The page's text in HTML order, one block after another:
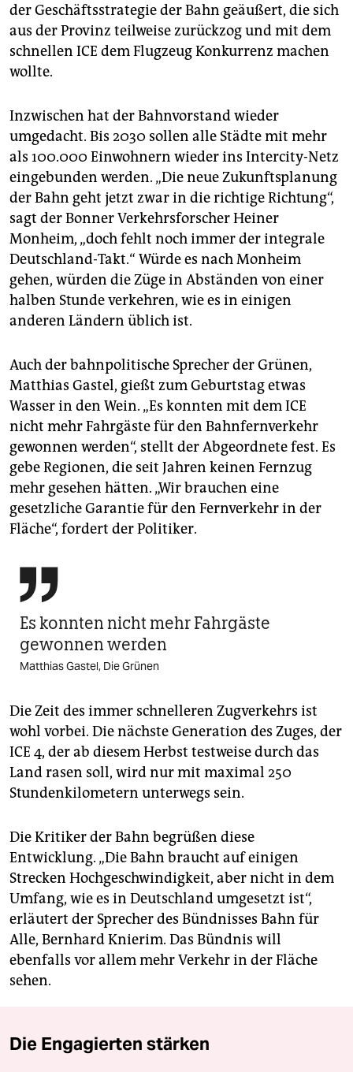
der Geschäftsstrategie der Bahn geäußert, die sich
aus der Provinz teilweise zurückzog und mit dem
schnellen ICE dem Flugzeug Konkurrenz machen
wollte.
Inzwischen hat der Bahnvorstand wieder
umgedacht. Bis 2030 sollen alle Städte mit mehr
als 100.000 Einwohnern wieder ins Intercity-Netz
eingebunden werden. „Die neue Zukunftsplanung
der Bahn geht jetzt zwar in die richtige Richtung“,
sagt der Bonner Verkehrsforscher Heiner
Monheim, „doch fehlt noch immer der integrale
Deutschland-Takt.“ Würde es nach Monheim
gehen, würden die Züge in Abständen von einer
halben Stunde verkehren, wie es in einigen
anderen Ländern üblich ist.
Auch der bahnpolitische Sprecher der Grünen,
Matthias Gastel, gießt zum Geburtstag etwas
Wasser in den Wein. „Es konnten mit dem ICE
nicht mehr Fahrgäste für den Bahnfernverkehr
gewonnen werden“, stellt der Abgeordnete fest. Es
gebe Regionen, die seit Jahren keinen Fernzug
mehr gesehen hätten. „Wir brauchen eine
gesetzliche Garantie für den Fernverkehr in der
Fläche“, fordert der Politiker.

Es konnten nicht mehr Fahrgäste
gewonnen werden
Matthias Gastel, Die Grünen
Die Zeit des immer schnelleren Zugverkehrs ist
wohl vorbei. Die nächste Generation des Zuges, der
ICE 4, der ab diesem Herbst testweise durch das
Land rasen soll, wird nur mit maximal 250
Stundenkilometern unterwegs sein.
Die Kritiker der Bahn begrüßen diese
Entwicklung. „Die Bahn braucht auf einigen
Strecken Hochgeschwindigkeit, aber nicht in dem
Umfang, wie es in Deutschland umgesetzt ist“,
erläutert der Sprecher des Bündnisses Bahn für
Alle, Bernhard Knierim. Das Bündnis will
ebenfalls vor allem mehr Verkehr in der Fläche
sehen.
Die Engagierten stärken